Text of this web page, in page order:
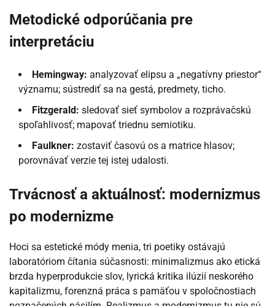
Metodické odporúčania pre
interpretáciu
Hemingway: analyzovať elipsu a „negatívny priestor“
významu; sústrediť sa na gestá, predmety, ticho.
Fitzgerald: sledovať sieť symbolov a rozprávačskú
spoľahlivosť; mapovať triednu semiotiku.
Faulkner: zostaviť časovú os a matrice hlasov;
porovnávať verzie tej istej udalosti.
Trvácnosť a aktuálnosť: modernizmus
po modernizme
Hoci sa estetické módy menia, tri poetiky ostávajú
laboratóriom čítania súčasnosti: minimalizmus ako etická
brzda hyperprodukcie slov, lyrická kritika ilúzií neskorého
kapitalizmu, forenzná práca s pamäťou v spoločnostiach